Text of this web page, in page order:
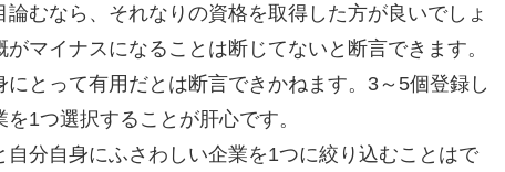
むなら、それなりの資格を取得した方が良いでしょ
マイナスになることは断じてないと断言できます。
とって有用だとは断言できかねます。3～5個登録し
1つ選択することが肝心です。
分自身にふさわしい企業を1つに絞り込むことはで